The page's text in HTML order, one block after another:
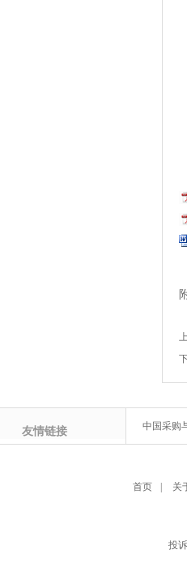
友情链接 中国采购
首页 关
投